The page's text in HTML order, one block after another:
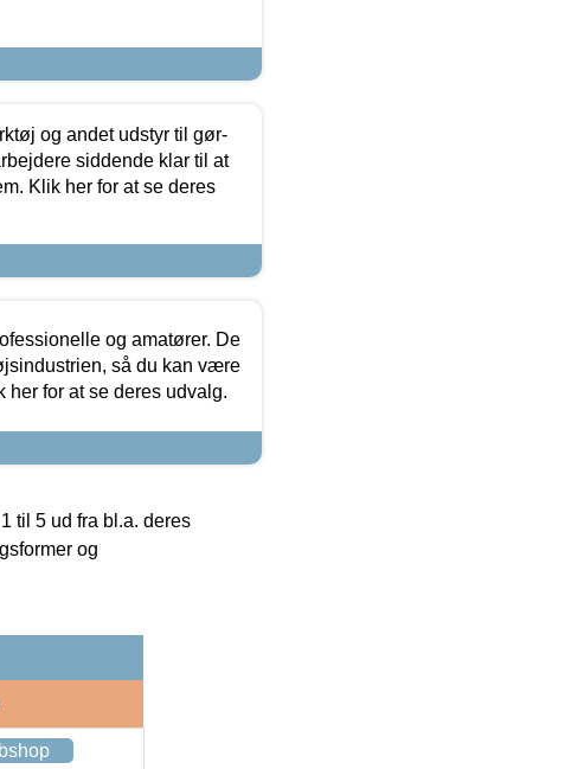
og andet udstyr til gør-
siddende klar til at
Klik her for at se deres
og amatører. De
så du kan være
her for at se deres udvalg.
til 5 ud fra bl.a. deres
og